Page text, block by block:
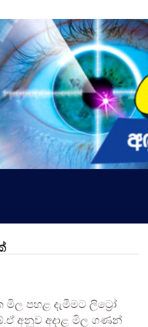
පහළ දැමීමට ලිට්‍රෝ
අනුව අදාළ මිල ගණන්